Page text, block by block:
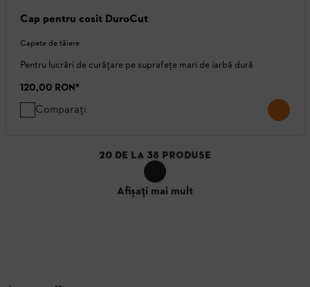
Cap pentru cosit DuroCut
Capete de tăiere
Pentru lucrări de curățare pe suprafețe mari de iarbă dură
120,00 RON*
Comparați
20 DE LA 38 PRODUSE
Afișați mai mult